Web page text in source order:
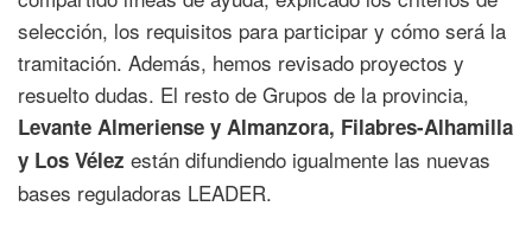
selección, los requisitos para participar y cómo será la
tramitación. Además, hemos revisado proyectos y
resuelto dudas. El resto de Grupos de la provincia,
Levante Almeriense y Almanzora, Filabres-Alhamilla
y Los Vélez están difundiendo igualmente las nuevas
bases reguladoras LEADER.